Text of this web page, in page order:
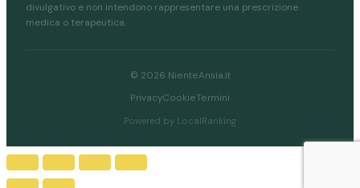
divulgativo e non intendono rappresentare una prescrizione
medica o terapeutica.
© 2026 NienteAnsia.it
PrivacyCookieTermini
Powered by LocalRanking